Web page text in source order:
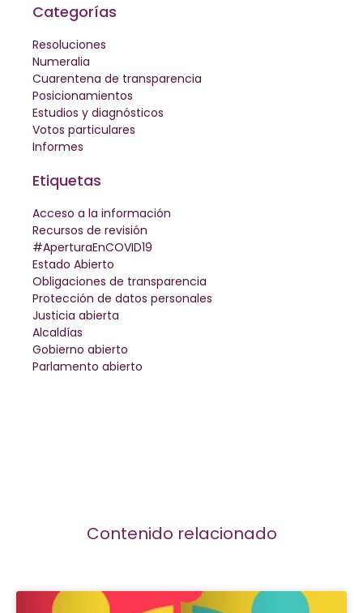
Categorías
Resoluciones
Numeralia
Cuarentena de transparencia
Posicionamientos
Estudios y diagnósticos
Votos particulares
Informes
Etiquetas
Acceso a la información
Recursos de revisión
#AperturaEnCOVID19
Estado Abierto
Obligaciones de transparencia
Protección de datos personales
Justicia abierta
Alcaldías
Gobierno abierto
Parlamento abierto
Contenido relacionado